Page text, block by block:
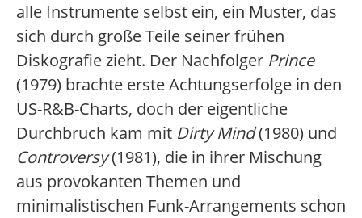
alle Instrumente selbst ein, ein Muster, das
sich durch große Teile seiner frühen
Diskografie zieht. Der Nachfolger Prince
(1979) brachte erste Achtungserfolge in den
US-R&B-Charts, doch der eigentliche
Durchbruch kam mit Dirty Mind(1980) und
Controversy(1981), die in ihrer Mischung
aus provokanten Themen und
minimalistischen Funk-Arrangements schon